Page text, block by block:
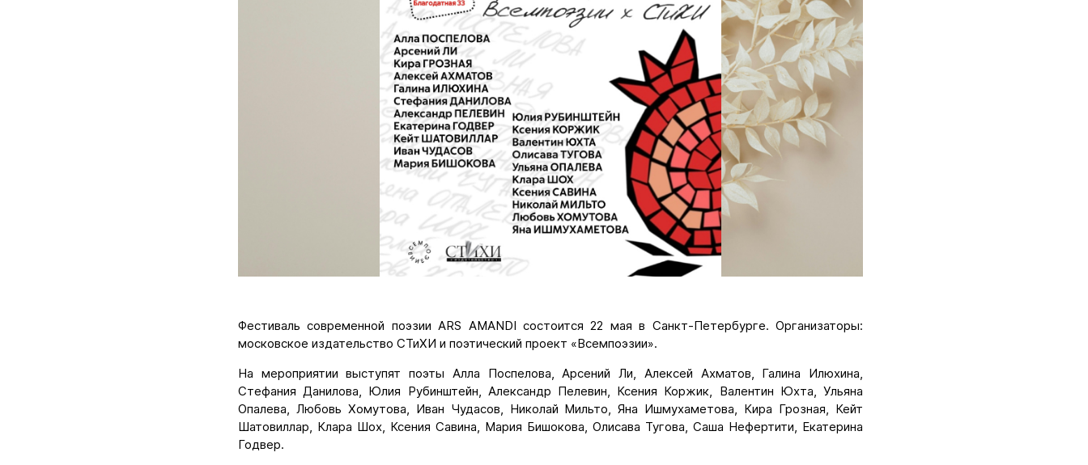
Фестиваль современной поэзии ARS AMANDI состоится 22 мая в Санкт-Петербурге. Организаторы:
московское издательство СТиХИ и поэтический проект «Всемпоэзии».
На мероприятии выступят поэты Алла Поспелова, Арсений Ли, Алексей Ахматов, Галина Илюхина,
Стефания Данилова, Юлия Рубинштейн, Александр Пелевин, Ксения Коржик, Валентин Юхта, Ульяна
Опалева, Любовь Хомутова, Иван Чудасов, Николай Мильто, Яна Ишмухаметова, Кира Грозная, Кейт
Шатовиллар, Клара Шох, Ксения Савина, Мария Бишокова, Олисава Тугова, Саша Нефертити, Екатерина
Годвер.